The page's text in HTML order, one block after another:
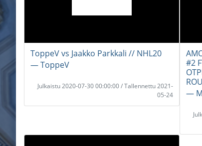
ToppeV vs Jaakko Parkkali // NHL20
― ToppeV
Julkaistu 2020-07-30 00:00:00 / Tallennettu 2021-
05-24
#2
―